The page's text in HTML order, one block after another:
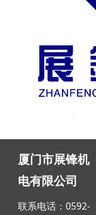
厦门市展锋机
电有限公司
联系电话：0592-